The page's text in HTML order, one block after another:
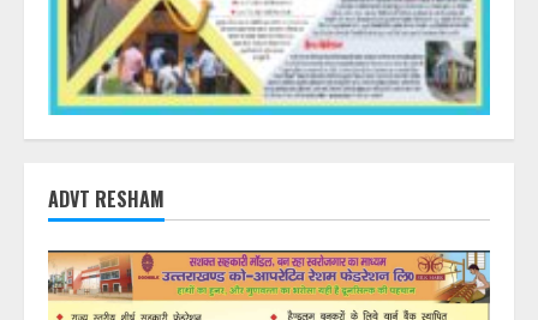
ADVT RESHAM